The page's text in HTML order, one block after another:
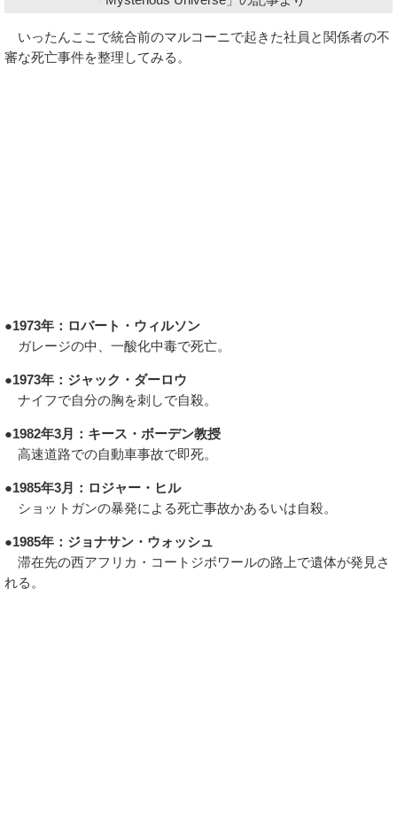
いったんここで統合前のマルコーニで起きた社員と関係者の不
審な死亡事件を整理してみる。
●1973年：ロバート・ウィルソン
ガレージの中、一酸化中毒で死亡。
●1973年：ジャック・ダーロウ
ナイフで自分の胸を刺しで自殺。
●1982年3月：キース・ボーデン教授
高速道路での自動車事故で即死。
●1985年3月：ロジャー・ヒル
ショットガンの暴発による死亡事故かあるいは自殺。
●1985年：ジョナサン・ウォッシュ
滞在先の西アフリカ・コートジボワールの路上で遺体が発見さ
れる。